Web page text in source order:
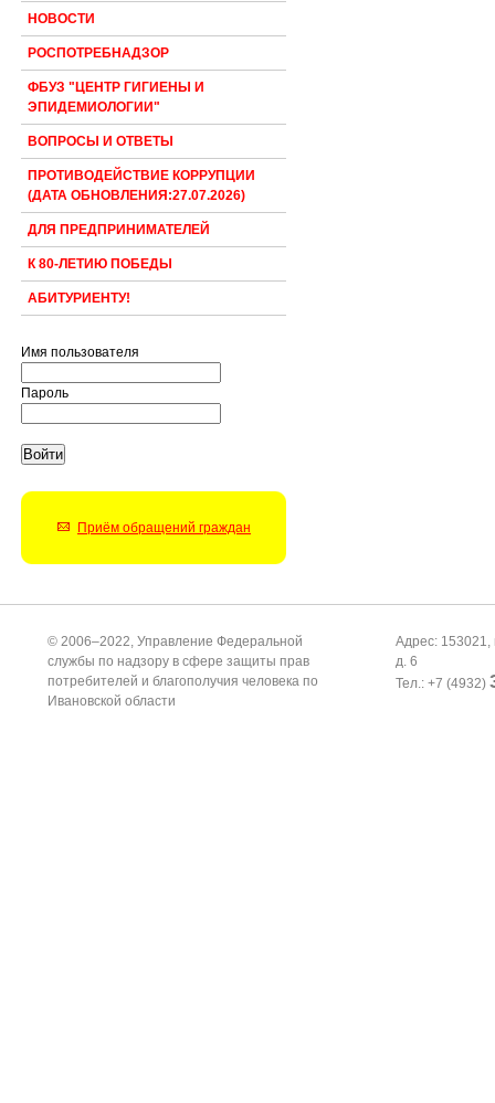
НОВОСТИ
РОСПОТРЕБНАДЗОР
ФБУЗ "ЦЕНТР ГИГИЕНЫ И
ЭПИДЕМИОЛОГИИ"
ВОПРОСЫ И ОТВЕТЫ
ПРОТИВОДЕЙСТВИЕ КОРРУПЦИИ
(ДАТА ОБНОВЛЕНИЯ:27.07.2026)
ДЛЯ ПРЕДПРИНИМАТЕЛЕЙ
К 80-ЛЕТИЮ ПОБЕДЫ
АБИТУРИЕНТУ!
Имя пользователя
Пароль
Приём обращений граждан
© 2006–2022, Управление Федеральной
службы по надзору в сфере защиты прав
потребителей и благополучия человека по
Ивановской области
Адрес: 153021,
д. 6
Тел.: +7 (4932)